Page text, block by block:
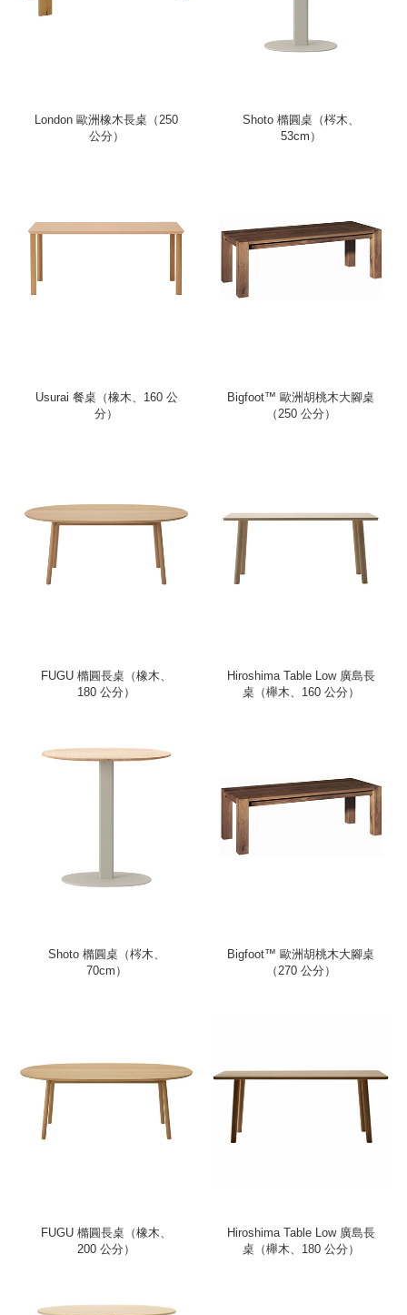
London 歐洲橡木長桌（250
公分）
Shoto 橢圓桌（梣木、
53cm）
Usurai 餐桌（橡木、160 公
分）
Bigfoot™ 歐洲胡桃木大腳桌
（250 公分）
FUGU 橢圓長桌（橡木、
180 公分）
Hiroshima Table Low 廣島長
桌（櫸木、160 公分）
Shoto 橢圓桌（梣木、
70cm）
Bigfoot™ 歐洲胡桃木大腳桌
（270 公分）
FUGU 橢圓長桌（橡木、
200 公分）
Hiroshima Table Low 廣島長
桌（櫸木、180 公分）